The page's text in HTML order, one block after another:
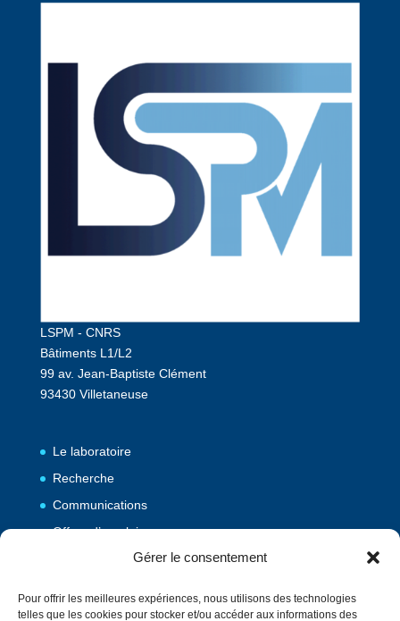
Gérer le consentement
Pour offrir les meilleures expériences, nous utilisons des technologies
telles que les cookies pour stocker et/ou accéder aux informations des
LSPM - CNRS
Bâtiments L1/L2
99 av. Jean-Baptiste Clément
93430 Villetaneuse
Le laboratoire
Recherche
Communications
Offres d’emploi
Publications